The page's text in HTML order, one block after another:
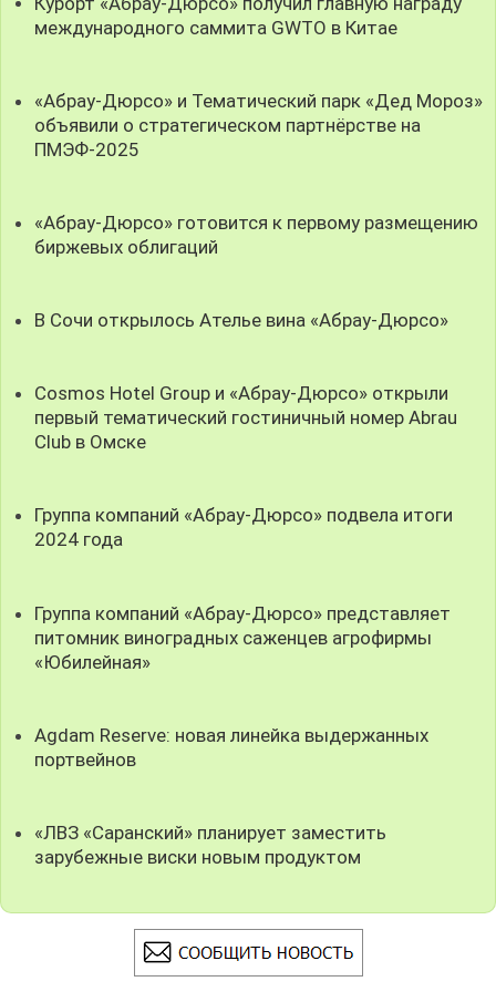
международного саммита GWTO в Китае
«Абрау-Дюрсо» и Тематический парк «Дед Мороз»
объявили о стратегическом партнёрстве на
ПМЭФ-2025
«Абрау-Дюрсо» готовится к первому размещению
биржевых облигаций
В Сочи открылось Ателье вина «Абрау-Дюрсо»
Cosmos Hotel Group и «Абрау-Дюрсо» открыли
первый тематический гостиничный номер Abrau
Club в Омске
Группа компаний «Абрау-Дюрсо» подвела итоги
2024 года
Группа компаний «Абрау-Дюрсо» представляет
питомник виноградных саженцев агрофирмы
«Юбилейная»
Agdam Reserve: новая линейка выдержанных
портвейнов
«ЛВЗ «Саранский» планирует заместить
зарубежные виски новым продуктом